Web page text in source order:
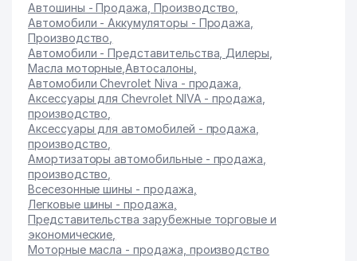
Автошины - Продажа, Производство
Автомобили - Аккумуляторы - Продажа,
Производство
Автомобили - Представительства, Дилеры
Масла моторные Автосалоны
Автомобили Chevrolet Niva - продажа
Аксессуары для Chevrolet NIVA - продажа,
производство
Аксессуары для автомобилей - продажа,
производство
Амортизаторы автомобильные - продажа,
производство
Всесезонные шины - продажа
Легковые шины - продажа
Представительства зарубежные торговые и
экономические
Моторные масла - продажа, производство